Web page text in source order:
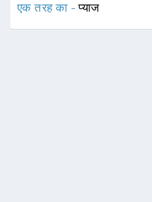
एक तरह का -प्याज